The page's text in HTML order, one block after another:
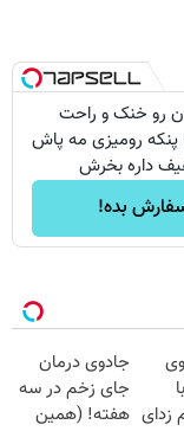
رو خنک و راحت
پنکه رومیزی مه پاش
داره بخرش
بده!
جادوی درمان
جای زخم در سه
هفته! (همین